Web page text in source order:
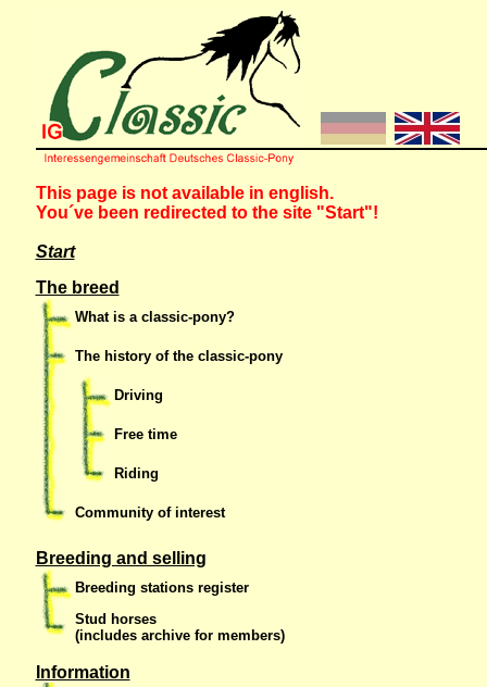
This page is not available in english.
You´ve been redirected to the site "Start"!
Start
The breed
What is a classic-pony?
The history of the classic-pony
Driving
Free time
Riding
Community of interest
Breeding and selling
Breeding stations register
Stud horses
(includes archive for members)
Information